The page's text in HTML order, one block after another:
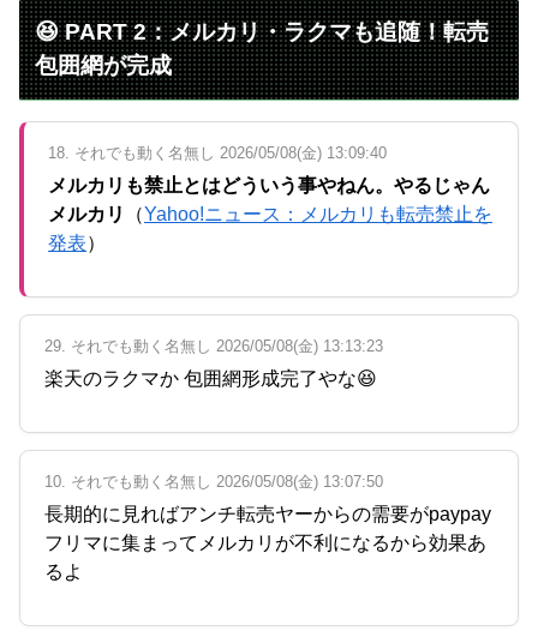
😆 PART 2：メルカリ・ラクマも追随！転売
包囲網が完成
18. それでも動く名無し 2026/05/08(金) 13:09:40
メルカリも禁止とはどういう事やねん。やるじゃん
メルカリ
（Yahoo!ニュース：メルカリも転売禁止を
発表）
29. それでも動く名無し 2026/05/08(金) 13:13:23
楽天のラクマか 包囲網形成完了やな😆
10. それでも動く名無し 2026/05/08(金) 13:07:50
長期的に見ればアンチ転売ヤーからの需要がpaypay
フリマに集まってメルカリが不利になるから効果あ
るよ